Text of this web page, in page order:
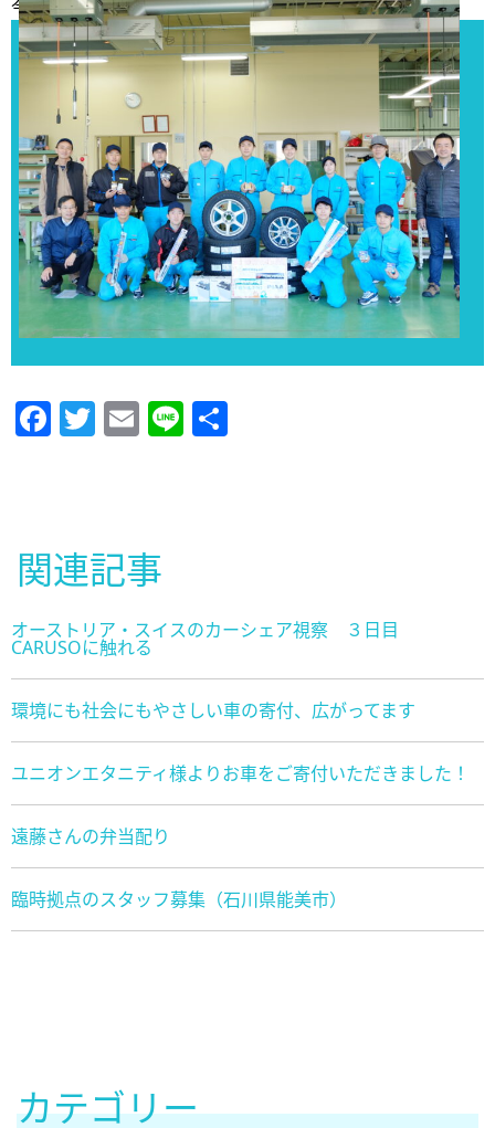
今シーズンも協賛いただきありがとうございました！
Facebook
Twitter
Email
Line
関連記事
オーストリア・スイスのカーシェア視察 ３日目
CARUSOに触れる
環境にも社会にもやさしい車の寄付、広がってます
ユニオンエタニティ様よりお車をご寄付いただきました！
遠藤さんの弁当配り
臨時拠点のスタッフ募集（石川県能美市）
カテゴリー